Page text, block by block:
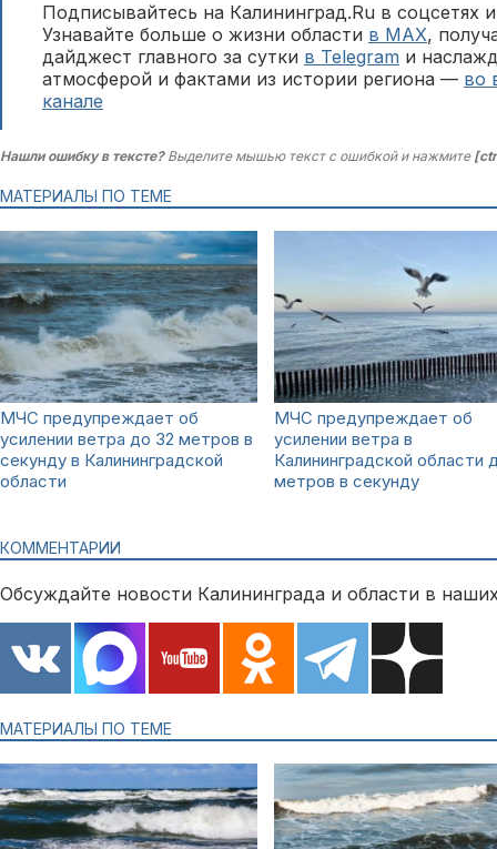
Подписывайтесь на Калининград.Ru в соцсетях
Узнавайте больше о жизни области в MAX,
дайджест главного за сутки в Telegram и
атмосферой и фактами из истории региона — во
канале
Нашли ошибку в тексте?Выделите мышью текст с ошибкой и нажмите
МАТЕРИАЛЫ ПО ТЕМЕ
МЧС предупреждает об
усилении ветра до 32 метров в
секунду в Калининградской
области
МЧС предупреждает об
усилении ветра в
Калининградской области
метров в секунду
КОММЕНТАРИИ
Обсуждайте новости Калининграда и области в
МАТЕРИАЛЫ ПО ТЕМЕ